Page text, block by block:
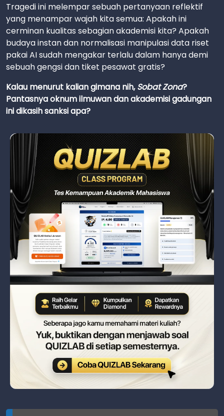
Tragedi ini melempar sebuah pertanyaan reflektif
yang menampar wajah kita semua: Apakah ini
cerminan kualitas sebagian akademisi kita? Apakah
budaya instan dan normalisasi manipulasi data riset
pakai AI sudah mengakar terlalu dalam hanya demi
sebuah gengsi dan tiket pesawat gratis?
Kalau menurut kalian gimana nih,Sobat Zona?
Pantasnya oknum ilmuwan dan akademisi gadungan
ini dikasih sanksi apa?